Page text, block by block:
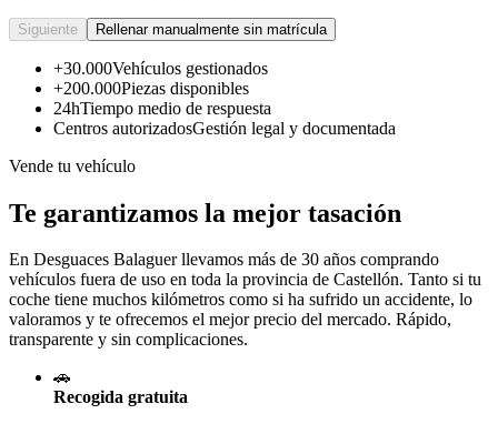
Siguiente Rellenar manualmente sin matrícula
+30.000Vehículos gestionados
+200.000Piezas disponibles
24hTiempo medio de respuesta
Centros autorizadosGestión legal y documentada
Vende tu vehículo
Te garantizamos la mejor tasación
En Desguaces Balaguerllevamos más de 30 años comprando
vehículos fuera de uso en toda la provincia de Castellón. Tanto si tu
coche tiene muchos kilómetros como si ha sufrido un accidente, lo
valoramos y te ofrecemos el mejor precio del mercado. Rápido,
transparente y sin complicaciones.
🚗
Recogida gratuita